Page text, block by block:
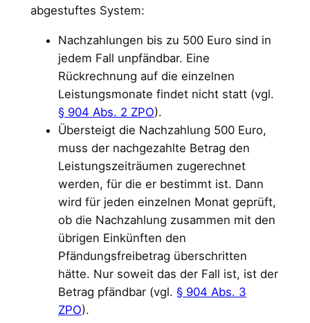
abgestuftes System:
Nachzahlungen bis zu 500 Euro sind in
jedem Fall unpfändbar. Eine
Rückrechnung auf die einzelnen
Leistungsmonate findet nicht statt (vgl.
§ 904 Abs. 2 ZPO).
Übersteigt die Nachzahlung 500 Euro,
muss der nachgezahlte Betrag den
Leistungszeiträumen zugerechnet
werden, für die er bestimmt ist. Dann
wird für jeden einzelnen Monat geprüft,
ob die Nachzahlung zusammen mit den
übrigen Einkünften den
Pfändungsfreibetrag überschritten
hätte. Nur soweit das der Fall ist, ist der
Betrag pfändbar (vgl. § 904 Abs. 3
ZPO).